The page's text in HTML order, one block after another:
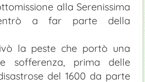
alla Serenissima
entrò a far parte della
la peste che portò una
sofferenza, prima delle
del 1600 da parte